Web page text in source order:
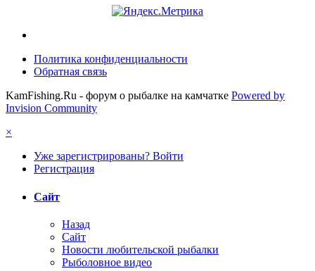
Политика конфиденциальности
Обратная связь
KamFishing.Ru - форум о рыбалке на камчатке Powered by
Invision Community
×
Уже зарегистрированы? Войти
Регистрация
Сайт
Назад
Сайт
Новости любительской рыбалки
Рыболовное видео